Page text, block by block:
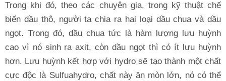
Trong khi đó, theo các chuyên gia, trong kỹ thuật chế
biến dầu thô, người ta chia ra hai loại dầu chua và dầu
ngọt. Trong đó, dầu chua tức là hàm lượng lưu huỳnh
cao vì nó sinh ra axit, còn dầu ngọt thì có ít lưu huỳnh
hơn. Lưu huỳnh kết hợp với hydro sẽ tạo thành một chất
cực độc là Sulfuahydro, chất này ăn mòn lớn, nó có thể